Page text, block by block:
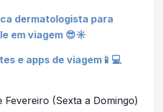
dermatologista para
em viagem 😎☀
e apps de viagem📱💻
Fevereiro (Sexta a Domingo)